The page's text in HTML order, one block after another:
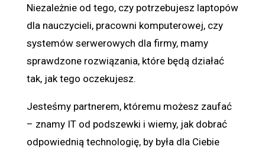
Niezależnie od tego, czy potrzebujesz laptopów
dla nauczycieli, pracowni komputerowej, czy
systemów serwerowych dla firmy, mamy
sprawdzone rozwiązania, które będą działać
tak, jak tego oczekujesz.
Jesteśmy partnerem, któremu możesz zaufać
– znamy IT od podszewki i wiemy, jak dobrać
odpowiednią technologię, by była dla Ciebie